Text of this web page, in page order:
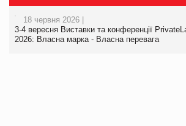
18 червня 2026 |
3-4 вересня Виставки та конференції
2026: Власна марка - Власна перевага